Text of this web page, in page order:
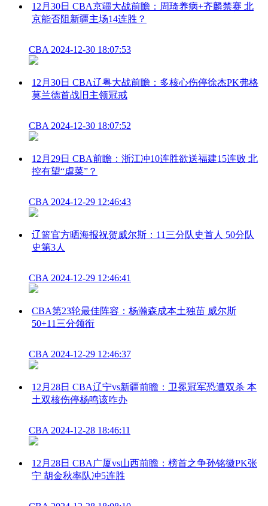
12月30日 CBA京疆大战前瞻：周琦养病+齐麟禁赛 北
京能否阻新疆主场14连胜？
CBA 2024-12-30 18:07:53
12月30日 CBA辽粤大战前瞻：多核心伤停徐杰PK弗格
莫兰德首战旧主领冠戒
CBA 2024-12-30 18:07:52
12月29日 CBA前瞻：浙江冲10连胜欲送福建15连败 北
控有望“虐菜”？
CBA 2024-12-29 12:46:43
辽篮官方晒海报祝贺威尔斯：11三分队史首人 50分队
史第3人
CBA 2024-12-29 12:46:41
CBA第23轮最佳阵容：杨瀚森成本土独苗 威尔斯
50+11三分领衔
CBA 2024-12-29 12:46:37
12月28日 CBA辽宁vs新疆前瞻：卫冕冠军恐遭双杀 本
土双核伤停杨鸣该咋办
CBA 2024-12-28 18:46:11
12月28日 CBA广厦vs山西前瞻：榜首之争孙铭徽PK张
宁 胡金秋率队冲5连胜